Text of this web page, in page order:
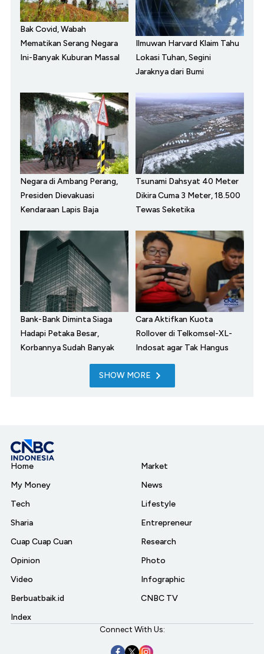
Bak Covid, Wabah
Mematikan Serang Negara
Ini-Banyak Kuburan Massal
Ilmuwan Harvard Klaim Tahu
Lokasi Tuhan, Segini
Jaraknya dari Bumi
Negara di Ambang Perang,
Presiden Dievakuasi
Kendaraan Lapis Baja
Tsunami Dahsyat 40 Meter
Dikira Cuma 3 Meter, 18.500
Tewas Seketika
Bank-Bank Diminta Siaga
Hadapi Petaka Besar,
Korbannya Sudah Banyak
Cara Aktifkan Kuota
Rollover di Telkomsel-XL-
Indosat agar Tak Hangus
SHOW MORE
Home
My Money
Tech
Sharia
Cuap Cuap Cuan
Opinion
Video
Berbuatbaik.id
Index
Market
News
Lifestyle
Entrepreneur
Research
Photo
Infographic
CNBC TV
Connect With Us: